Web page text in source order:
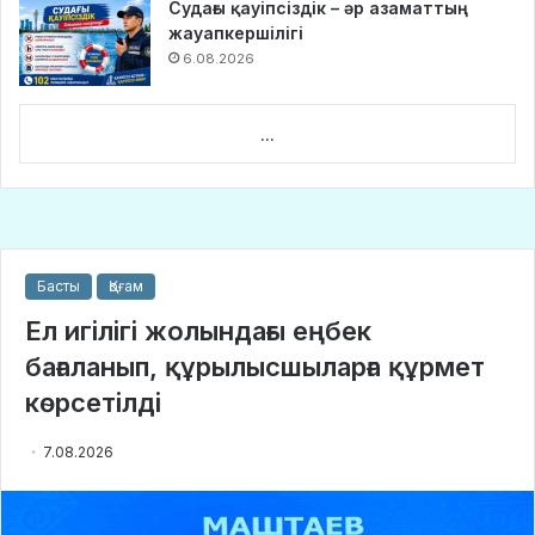
Судағы қауіпсіздік – әр азаматтың
жауапкершілігі
6.08.2026
...